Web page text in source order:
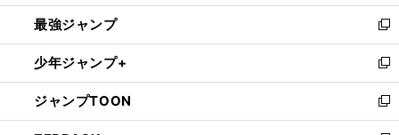
ン
ド
ウ
で
開
く
ウ
ィ
ン
ド
ウ
で
開
し
い
ウ
ィ
ン
ド
ウ
最強ジャンプ
新
し
い
ウ
ィ
ン
少年ジャンプ+
新
し
い
ウ
ジャンプTOON
新
し